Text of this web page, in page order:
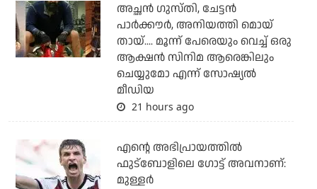
അച്ഛന്‍ ഗുസ്തി, ചേട്ടന്‍
പാര്‍ക്കൗര്‍, അനിയത്തി മൊയ്
തായ്.... മൂന്ന് പേരെയും വെച്ച് ഒരു
ആക്ഷന്‍ സിനിമ ആരെങ്കിലും
ചെയ്യുമോ എന്ന് സോഷ്യല്‍
മീഡിയ
21 hours ago
എന്റെ അഭിപ്രായത്തില്‍
ഫുട്‌ബോളിലെ ഗോട്ട് അവനാണ്:
മുള്ളര്‍